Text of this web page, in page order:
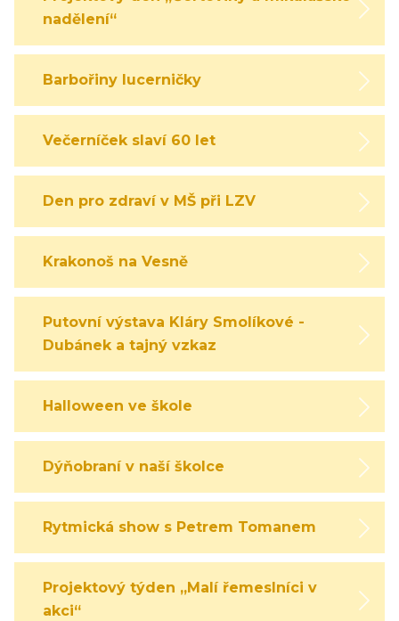
nadělení“
Barbořiny lucerničky
Večerníček slaví 60 let
Den pro zdraví v MŠ při LZV
Krakonoš na Vesně
Putovní výstava Kláry Smolíkové -
Dubánek a tajný vzkaz
Halloween ve škole
Dýňobraní v naší školce
Rytmická show s Petrem Tomanem
Projektový týden „Malí řemeslníci v
akci“